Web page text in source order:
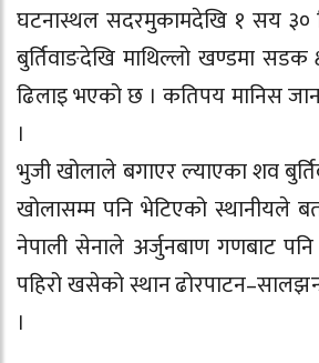
घटनास्थल सदरमुकामदेखि १ सय ३०
बुर्तिवाङदेखि माथिल्लो खण्डमा सडक
ढिलाइ भएको छ । कतिपय मानिस
।
भुजी खोलाले बगाएर ल्याएका शव
खोलासम्म पनि भेटिएको स्थानीयले
नेपाली सेनाले अर्जुनबाण गणबाट
पहिरो खसेको स्थान
।